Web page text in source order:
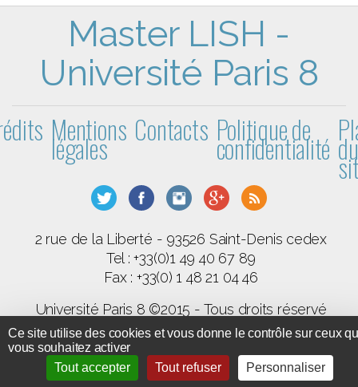
Ce site utilise des cookies et vous donne le contrôle sur ceux
vous souhaitez activer
Tout accepter
Tout refuser Personnaliser
Master LISH -
Université Paris 8
Mentions
légales
Contacts Politique de
confidentialité du
2 rue de la Liberté - 93526 Saint-Denis cedex
Tel : +33(0)1 49 40 67 89
Fax : +33(0) 1 48 21 04 46
Université Paris 8 ©2015 - Tous droits réservé
Code et documentation sous licence GPL 3 SPIP
BootStrap